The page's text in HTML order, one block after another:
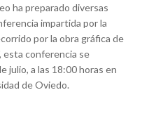
ha preparado diversas
impartida por la
por la obra gráfica de
esta conferencia se
julio, a las 18:00 horas en
de Oviedo.